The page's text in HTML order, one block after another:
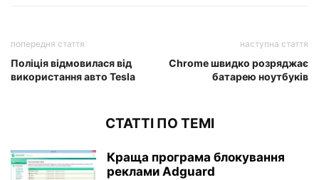
попередня стаття
Поліція відмовилася від
використання авто Tesla
наступна стаття
Chrome швидко розряджає
батарею ноутбуків
СТАТТІ ПО ТЕМІ
Краща програма блокування
реклами Adguard